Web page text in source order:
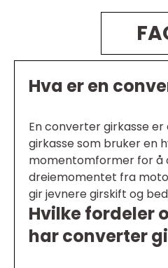
Hva er en
En converter girkasse
girkasse som bruker en
momentomformer for å
dreiemomentet fra
gir jevnere girskift og
Hvilke fordeler
har converter